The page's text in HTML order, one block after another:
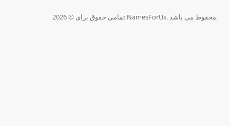
تمامی حقوق برای © 2026 NamesForUs. محفوط می باشد.